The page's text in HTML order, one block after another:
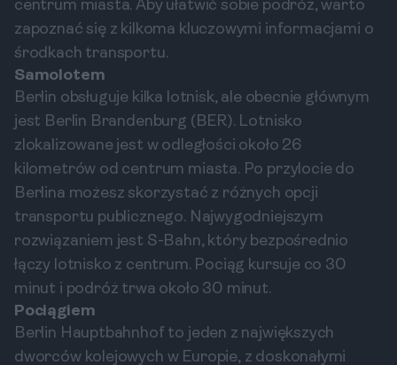
centrum miasta. Aby ułatwić sobie podróż, warto
zapoznać się z kilkoma kluczowymi informacjami o
środkach transportu.
Samolotem
Berlin obsługuje kilka lotnisk, ale obecnie głównym
jest Berlin Brandenburg (BER). Lotnisko
zlokalizowane jest w odległości około 26
kilometrów od centrum miasta. Po przylocie do
Berlina możesz skorzystać z różnych opcji
transportu publicznego. Najwygodniejszym
rozwiązaniem jest S-Bahn, który bezpośrednio
łączy lotnisko z centrum. Pociąg kursuje co 30
minut i podróż trwa około 30 minut.
Pociągiem
Berlin Hauptbahnhof to jeden z największych
dworców kolejowych w Europie, z doskonałymi